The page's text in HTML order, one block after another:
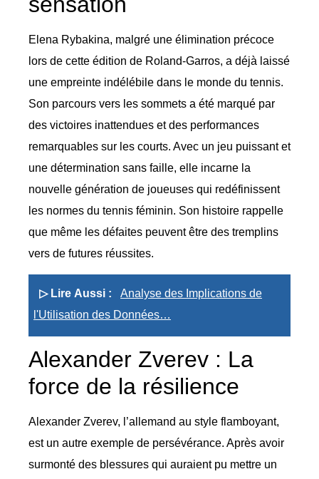
Elena Rybakina, malgré une élimination précoce
lors de cette édition de Roland-Garros, a déjà laissé
une empreinte indélébile dans le monde du tennis.
Son parcours vers les sommets a été marqué par
des victoires inattendues et des performances
remarquables sur les courts. Avec un jeu puissant et
une détermination sans faille, elle incarne la
nouvelle génération de joueuses qui redéfinissent
les normes du tennis féminin. Son histoire rappelle
que même les défaites peuvent être des tremplins
vers de futures réussites.
▷ Lire Aussi :
Analyse des Implications de
l'Utilisation des Données…
Alexander Zverev : La
force de la résilience
Alexander Zverev, l’allemand au style flamboyant,
est un autre exemple de persévérance. Après avoir
surmonté des blessures qui auraient pu mettre un